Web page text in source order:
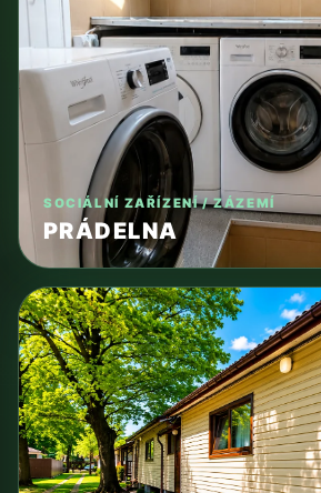
SOCIÁLNÍ ZAŘÍZENÍ / ZÁZEMÍ
PRÁDELNA